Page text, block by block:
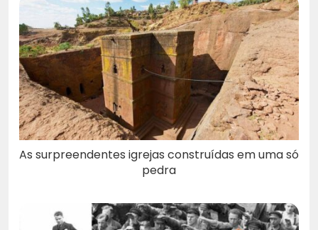
As surpreendentes igrejas construídas em uma só
pedra